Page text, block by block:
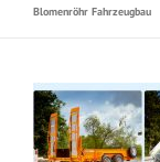
Blomenröhr Fahrzeugbau